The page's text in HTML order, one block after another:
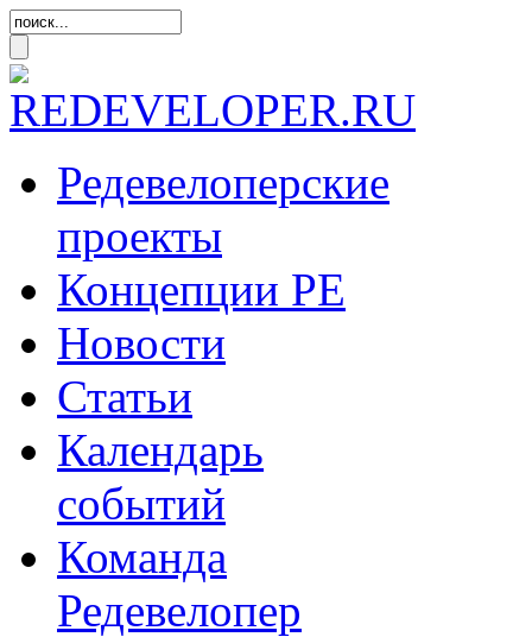
Редевелоперские
проекты
Концепции РЕ
Новости
Статьи
Календарь
событий
Команда
Редевелопер